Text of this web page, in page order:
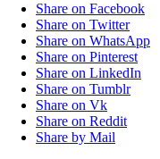
Share on Facebook
Share on Twitter
Share on WhatsApp
Share on Pinterest
Share on LinkedIn
Share on Tumblr
Share on Vk
Share on Reddit
Share by Mail